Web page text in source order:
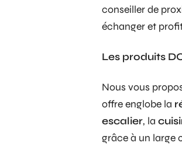
conseiller de
échanger et
Les produits
Nous vous
offre englobe la
escalier, la
grâce à un large